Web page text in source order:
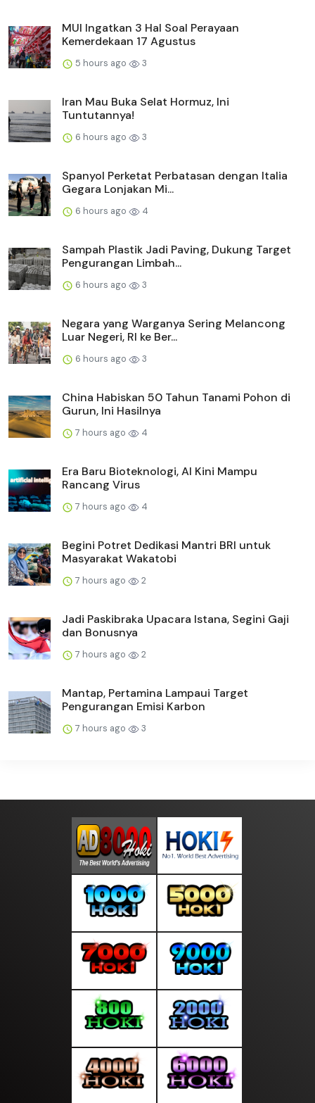
MUI Ingatkan 3 Hal Soal Perayaan
Kemerdekaan 17 Agustus
5 hours ago 3
Iran Mau Buka Selat Hormuz, Ini
Tuntutannya!
6 hours ago 3
Spanyol Perketat Perbatasan dengan Italia
Gegara Lonjakan Mi...
6 hours ago 4
Sampah Plastik Jadi Paving, Dukung Target
Pengurangan Limbah...
6 hours ago 3
Negara yang Warganya Sering Melancong
Luar Negeri, RI ke Ber...
6 hours ago 3
China Habiskan 50 Tahun Tanami Pohon di
Gurun, Ini Hasilnya
7 hours ago 4
Era Baru Bioteknologi, AI Kini Mampu
Rancang Virus
7 hours ago 4
Begini Potret Dedikasi Mantri BRI untuk
Masyarakat Wakatobi
7 hours ago 2
Jadi Paskibraka Upacara Istana, Segini Gaji
dan Bonusnya
7 hours ago 2
Mantap, Pertamina Lampaui Target
Pengurangan Emisi Karbon
7 hours ago 3